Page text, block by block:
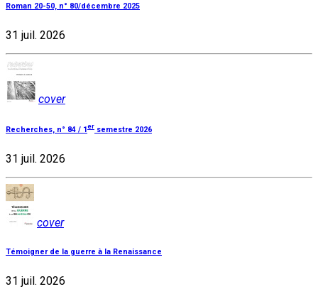
Roman 20-50, n° 80/décembre 2025
31 juil. 2026
cover
Recherches, n° 84 / 1 er semestre 2026
31 juil. 2026
cover
Témoigner de la guerre à la Renaissance
31 juil. 2026